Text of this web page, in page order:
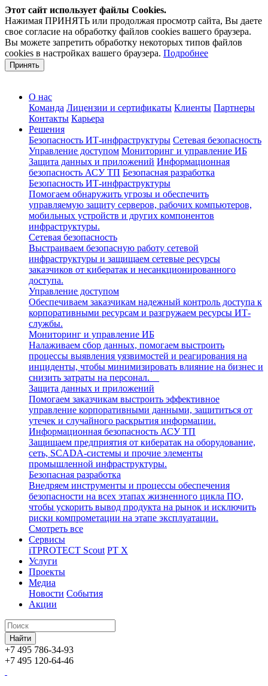
Этот сайт использует файлы Cookies.
Нажимая ПРИНЯТЬ или продолжая просмотр сайта, Вы даете
свое согласие на обработку файлов cookies вашего браузера.
Вы можете запретить обработку некоторых типов файлов
cookies в настройках вашего браузера. Подробнее
Принять
О нас
Команда Лицензии и сертификаты Клиенты Партнеры
Контакты Карьера
Решения
Безопасность ИТ-инфраструктуры Сетевая безопасность
Управление доступом Мониторинг и управление ИБ
Защита данных и приложений Информационная
безопасность АСУ ТП Безопасная разработка
Безопасность ИТ-инфраструктуры
Помогаем обнаружить угрозы и обеспечить
управляемую защиту серверов, рабочих компьютеров,
мобильных устройств и других компонентов
инфраструктуры.
Сетевая безопасность
Выстраиваем безопасную работу сетевой
инфраструктуры и защищаем сетевые ресурсы
заказчиков от кибератак и несанкционированного
доступа.
Управление доступом
Обеспечиваем заказчикам надежный контроль доступа к
корпоративными ресурсам и разгружаем ресурсы ИТ-
службы.
Мониторинг и управление ИБ
Налаживаем сбор данных, помогаем выстроить
процессы выявления уязвимостей и реагирования на
инциденты, чтобы минимизировать влияние на бизнес и
снизить затраты на персонал.
Защита данных и приложений
Помогаем заказчикам выстроить эффективное
управление корпоративными данными, защититься от
утечек и случайного раскрытия информации.
Информационная безопасность АСУ ТП
Защищаем предприятия от кибератак на оборудование,
сеть, SCADA-системы и прочие элементы
промышленной инфраструктуры.
Безопасная разработка
Внедряем инструменты и процессы обеспечения
безопасности на всех этапах жизненного цикла ПО,
чтобы ускорить вывод продукта на рынок и исключить
риски компрометации на этапе эксплуатации.
Смотреть все
Сервисы
iTPROTECT Scout PT X
Услуги
Проекты
Медиа
Новости События
Акции
+7 495 786-34-93
+7 495 120-64-46